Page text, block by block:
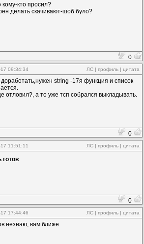
кому-кто просил?
делать скачивают-шоб було?
0
09:34:34 ЛС | профиль | цитата
string -17я функция и список
отловил?, а то уже тсп собрался выкладывать.
0
11:51:11 ЛС | профиль | цитата
готов
0
17:44:46 ЛС | профиль | цитата
незнаю, вам ближе